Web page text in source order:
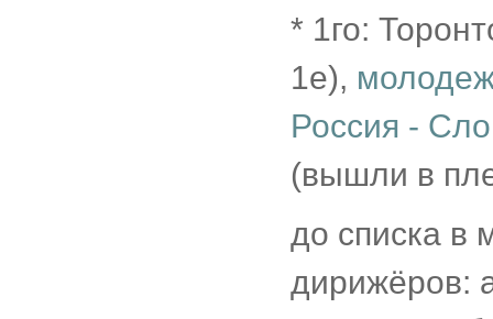
* 1го:
1е),
Россия -
(вышли в
до списка в
дирижёров: